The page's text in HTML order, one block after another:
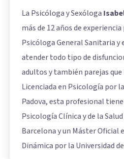
La Psicóloga y Sexóloga
más de 12 años de
Psicóloga General Sanitaria y
atender todo tipo de
adultos y también parejas
Licenciada en Psicología por
Padova, esta profesional
Psicología Clínica y de la
Barcelona y un Máster Oficial
Dinámica por la Universidad